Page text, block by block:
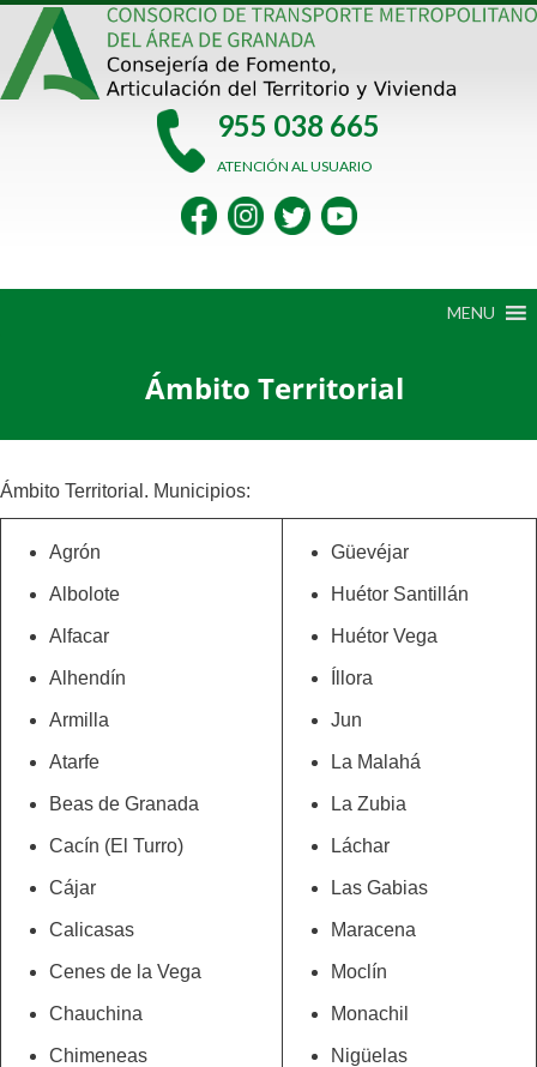
Saltar
contenido
955 038 665
ATENCIÓN AL USUARIO
MENU
Ámbito Territorial
Ámbito Territorial. Municipios:
Agrón
Albolote
Alfacar
Alhendín
Armilla
Atarfe
Beas de Granada
Cacín (El Turro)
Cájar
Calicasas
Cenes de la Vega
Chauchina
Chimeneas
Güevéjar
Huétor Santillán
Huétor Vega
Íllora
Jun
La Malahá
La Zubia
Láchar
Las Gabias
Maracena
Moclín
Monachil
Nigüelas